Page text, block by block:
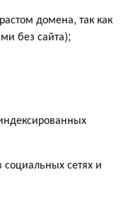
домена, так как
без сайта);
социальных сетях и